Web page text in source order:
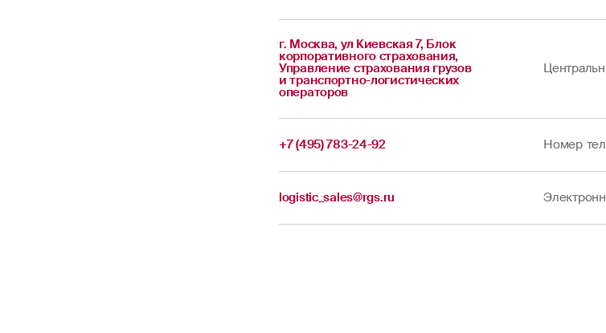
г. Москва, ул Киевская 7, Блок
корпоративного страхования,
Управление страхования грузов
и транспортно-логистических
операторов
+7 (495) 783-24-92 Номер
logistic_sales@rgs.ru